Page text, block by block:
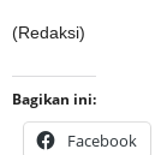
(Redaksi)
Bagikan ini:
Facebook